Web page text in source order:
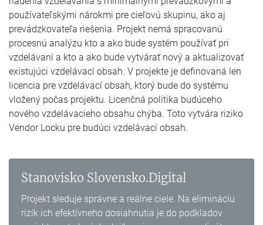
používateľskými nárokmi pre cieľovú skupinu, ako aj
prevádzkovateľa riešenia. Projekt nemá spracovanú
procesnú analýzu kto a ako bude systém používať pri
vzdelávaní a kto a ako bude vytvárať nový a aktualizovať
existujúci vzdelávací obsah. V projekte je definovaná len
licencia pre vzdelávací obsah, ktorý bude do systému
vložený počas projektu. Licenčná politika budúceho
nového vzdelávacieho obsahu chýba. Toto vytvára riziko
Vendor Locku pre budúci vzdelávací obsah.
Stanovisko Slovensko.Digital
Projekt sleduje správne a reálne ciele. Na elimináciu
rizík ich efektívneho dosiahnutia je do podkladov